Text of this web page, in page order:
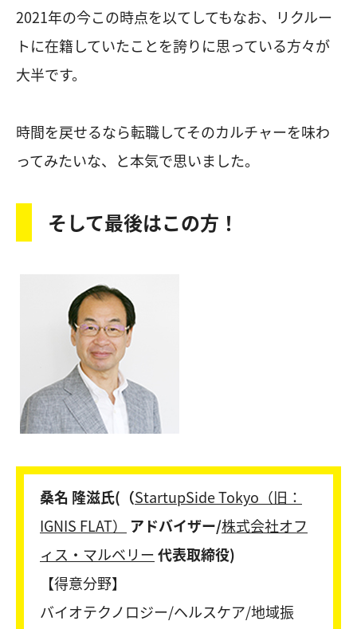
2021年の今この時点を以てしてもなお、リクルー
トに在籍していたことを誇りに思っている方々が
大半です。
時間を戻せるなら転職してそのカルチャーを味わ
ってみたいな、と本気で思いました。
そして最後はこの方！
桑名 隆滋氏(（StartupSide Tokyo（旧：
IGNIS FLAT）
アドバイザー/株式会社オフ
ィス・マルベリー代表取締役)
【得意分野】
バイオテクノロジー/ヘルスケア/地域振